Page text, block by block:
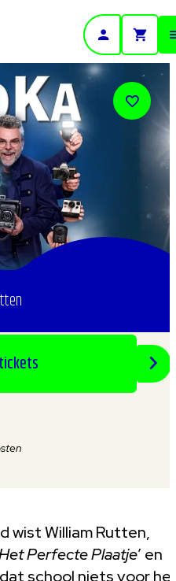
wist William Rutten,
Perfecte Plaatje’ en
school niets voor